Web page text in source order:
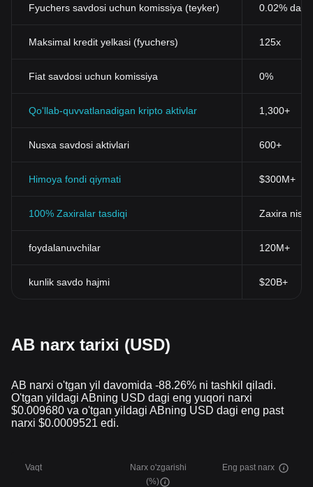
Fyuchers savdosi uchun komissiya (teyker) 0.02% dan
Maksimal kredit yelkasi (fyuchers) 125x
Fiat savdosi uchun komissiya 0%
Qo'llab-quvvatlanadigan kripto aktivlar 1,300+
Nusxa savdosi aktivlari 600+
Himoya fondi qiymati $300M+
100% Zaxiralar tasdiqi Zaxira
foydalanuvchilar 120M+
kunlik savdo hajmi $20B+
AB narx tarixi (USD)
AB narxi o'tgan yil davomida -88.26% ni tashkil qiladi.
O'tgan yildagi ABning USD dagi eng yuqori narxi
$0.009680 va o'tgan yildagi ABning USD dagi eng past
narxi $0.0009521 edi.
Vaqt
Narx o'zgarishi
(%)
Eng past narx